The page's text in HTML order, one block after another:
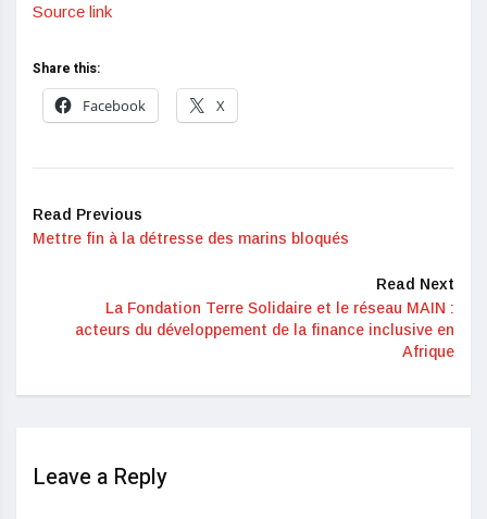
Source link
Share this:
Facebook
X
Read Previous
Mettre fin à la détresse des marins bloqués
Read Next
La Fondation Terre Solidaire et le réseau MAIN :
acteurs du développement de la finance inclusive en
Afrique
Leave a Reply